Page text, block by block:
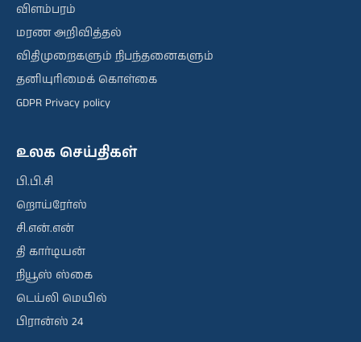
விளம்பரம்
மரண அறிவித்தல்
விதிமுறைகளும் நிபந்தனைகளும்
தனியுரிமைக் கொள்கை
GDPR Privacy policy
உலக செய்திகள்
பி.பி.சி
றொய்ரேர்ஸ்
சி.என்.என்
தி கார்டியன்
நியூஸ் ஸ்கை
டெய்லி மெயில்
பிரான்ஸ் 24